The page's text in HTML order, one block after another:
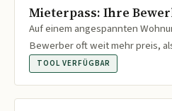
Mieterpass: Ihre
Auf einem angespannten
Bewerber oft weit mehr preis,
TOOL VERFÜGBAR